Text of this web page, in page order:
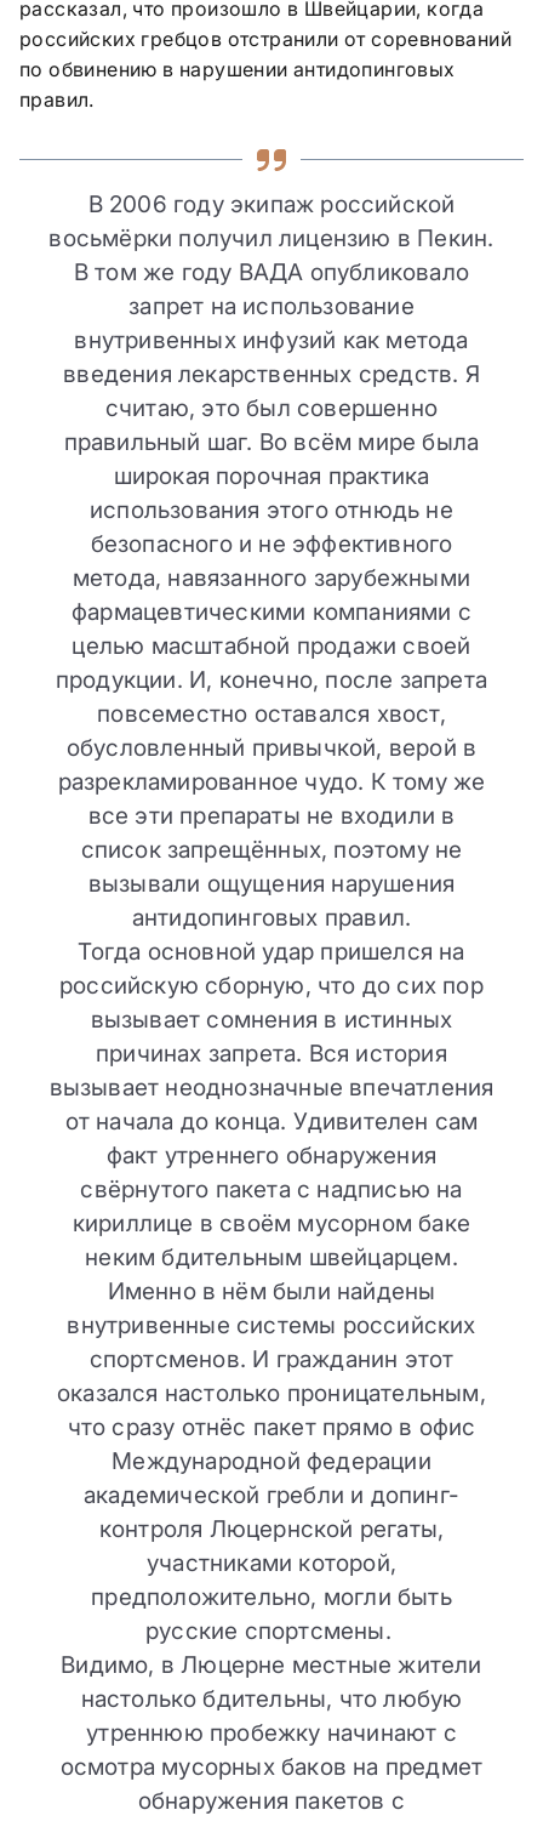
рассказал, что произошло в Швейцарии, когда
российских гребцов отстранили от соревнований
по обвинению в нарушении антидопинговых
правил.
В 2006 году экипаж российской
восьмёрки получил лицензию в Пекин.
В том же году ВАДА опубликовало
запрет на использование
внутривенных инфузий как метода
введения лекарственных средств. Я
считаю, это был совершенно
правильный шаг. Во всём мире была
широкая порочная практика
использования этого отнюдь не
безопасного и не эффективного
метода, навязанного зарубежными
фармацевтическими компаниями с
целью масштабной продажи своей
продукции. И, конечно, после запрета
повсеместно оставался хвост,
обусловленный привычкой, верой в
разрекламированное чудо. К тому же
все эти препараты не входили в
список запрещённых, поэтому не
вызывали ощущения нарушения
антидопинговых правил.
Тогда основной удар пришелся на
российскую сборную, что до сих пор
вызывает сомнения в истинных
причинах запрета. Вся история
вызывает неоднозначные впечатления
от начала до конца. Удивителен сам
факт утреннего обнаружения
свёрнутого пакета с надписью на
кириллице в своём мусорном баке
неким бдительным швейцарцем.
Именно в нём были найдены
внутривенные системы российских
спортсменов. И гражданин этот
оказался настолько проницательным,
что сразу отнёс пакет прямо в офис
Международной федерации
академической гребли и допинг-
контроля Люцернской регаты,
участниками которой,
предположительно, могли быть
русские спортсмены.
Видимо, в Люцерне местные жители
настолько бдительны, что любую
утреннюю пробежку начинают с
осмотра мусорных баков на предмет
обнаружения пакетов с